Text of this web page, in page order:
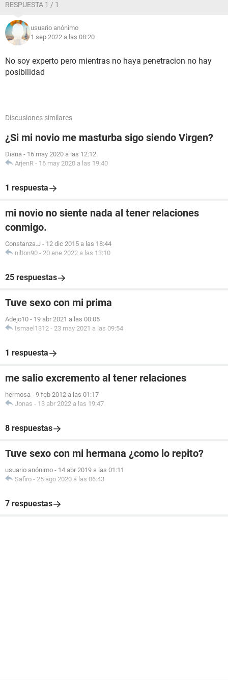
RESPUESTA 1 / 1
usuario anónimo
1 sep 2022 a las 08:20
No soy experto pero mientras no haya penetracion no hay
posibilidad
Discusiones similares
¿Si mi novio me masturba sigo siendo Virgen?
Diana - 16 may 2020 a las 12:12
ArjenR - 16 may 2020 a las 19:40
1 respuesta
mi novio no siente nada al tener relaciones
conmigo.
Constanza.J - 12 dic 2015 a las 18:44
nilton90 - 20 ene 2022 a las 13:10
25 respuestas
Tuve sexo con mi prima
Adejo10 - 19 abr 2021 a las 00:05
Ismael1312 - 23 may 2021 a las 09:54
1 respuesta
me salio excremento al tener relaciones
hermosa - 9 feb 2012 a las 01:17
Jonas - 13 abr 2022 a las 19:47
8 respuestas
Tuve sexo con mi hermana ¿como lo repito?
usuario anónimo - 14 abr 2019 a las 01:11
Safiro - 25 ago 2020 a las 06:43
7 respuestas